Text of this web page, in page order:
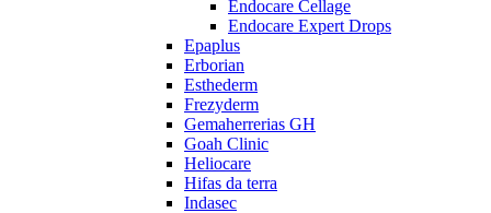
Endocare Cellage
Endocare Expert Drops
Epaplus
Erborian
Esthederm
Frezyderm
Gemaherrerias GH
Goah Clinic
Heliocare
Hifas da terra
Indasec